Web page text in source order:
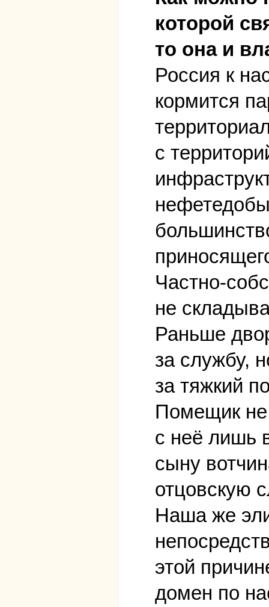
которой
то она и
Россия к
кормится
с
Частно-
не
Раньше
за службу,
за тяжкий
Помещик не
с неё лишь
сыну
отцовскую
Наша же
этой
домен по